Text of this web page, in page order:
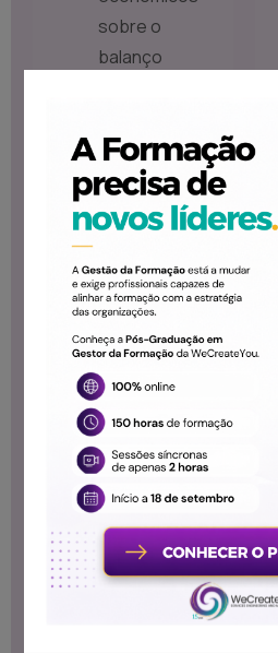
sobre o
balanço
Resultados
Estrutura da
conta de
sua relação
com o balanço
Formação dos
resultados e
suas
componentes
Formas de
apresentação
Módulo 4 -
Demonstração de
fluxos de caixa
Finalidade da